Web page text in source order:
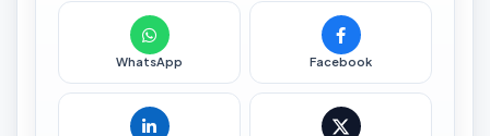
WhatsApp Facebook